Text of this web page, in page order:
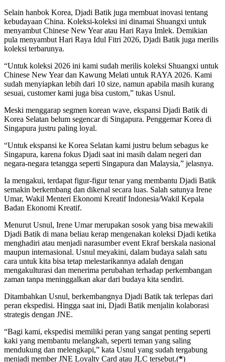
Selain hanbok Korea, Djadi Batik juga membuat inovasi tentang
kebudayaan China. Koleksi-koleksi ini dinamai Shuangxi untuk
menyambut Chinese New Year atau Hari Raya Imlek. Demikian
pula menyambut Hari Raya Idul Fitri 2026, Djadi Batik juga merilis
koleksi terbarunya.
“Untuk koleksi 2026 ini kami sudah merilis koleksi Shuangxi untuk
Chinese New Year dan Kawung Melati untuk RAYA 2026. Kami
sudah menyiapkan lebih dari 10 size, namun apabila masih kurang
sesuai, customer kami juga bisa custom,” tukas Usnul.
Meski menggarap segmen korean wave, ekspansi Djadi Batik di
Korea Selatan belum segencar di Singapura. Penggemar Korea di
Singapura justru paling loyal.
“Untuk ekspansi ke Korea Selatan kami justru belum sebagus ke
Singapura, karena fokus Djadi saat ini masih dalam negeri dan
negara-negara tetangga seperti Singapura dan Malaysia,” jelasnya.
Ia mengakui, terdapat figur-figur tenar yang membantu Djadi Batik
semakin berkembang dan dikenal secara luas. Salah satunya Irene
Umar, Wakil Menteri Ekonomi Kreatif Indonesia/Wakil Kepala
Badan Ekonomi Kreatif.
Menurut Usnul, Irene Umar merupakan sosok yang bisa mewakili
Djadi Batik di mana beliau kerap mengenakan koleksi Djadi ketika
menghadiri atau menjadi narasumber event Ekraf berskala nasional
maupun internasional. Usnul meyakini, dalam budaya salah satu
cara untuk kita bisa tetap melestarikannya adalah dengan
mengakulturasi dan menerima perubahan terhadap perkembangan
zaman tanpa meninggalkan akar dari budaya kita sendiri.
Ditambahkan Usnul, berkembangnya Djadi Batik tak terlepas dari
peran ekspedisi. Hingga saat ini, Djadi Batik menjalin kolaborasi
strategis dengan JNE.
“Bagi kami, ekspedisi memiliki peran yang sangat penting seperti
kaki yang membantu melangkah, seperti teman yang saling
mendukung dan melengkapi,” kata Usnul yang sudah tergabung
menjadi member JNE Loyalty Card atau JLC tersebut.(*)